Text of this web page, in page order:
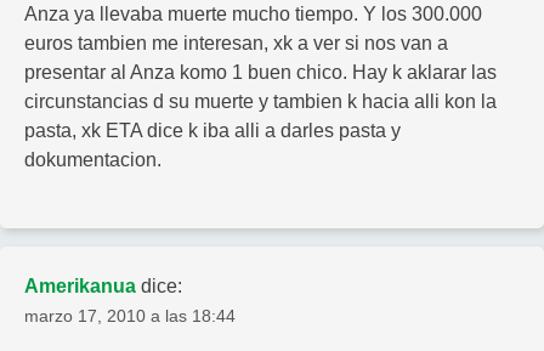
Anza ya llevaba muerte mucho tiempo. Y los 300.000
euros tambien me interesan, xk a ver si nos van a
presentar al Anza komo 1 buen chico. Hay k aklarar las
circunstancias d su muerte y tambien k hacia alli kon la
pasta, xk ETA dice k iba alli a darles pasta y
dokumentacion.
Amerikanua dice:
marzo 17, 2010 a las 18:44